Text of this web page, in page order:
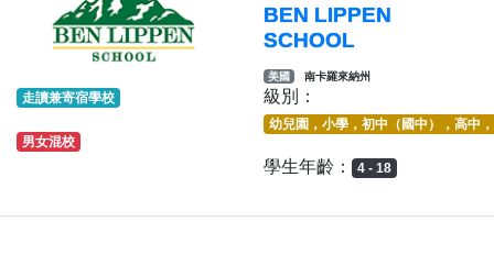
BEN LIPPEN
SCHOOL
美國 南卡羅來納州
走讀兼寄宿學校
男女混校
級別：
幼兒園，小學，初中（國中），高中
學生年齡： 4 - 18